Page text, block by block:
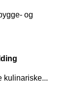
og
kulinariske...